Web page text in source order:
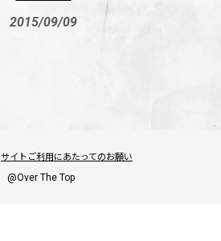
2015/09/09
サイトご利用にあたってのお願い
@Over The Top